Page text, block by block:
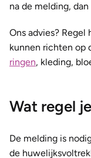
na de melding,
Ons advies?
kunnen richten op
ringen, kleding,
Wat regel
De melding is
de